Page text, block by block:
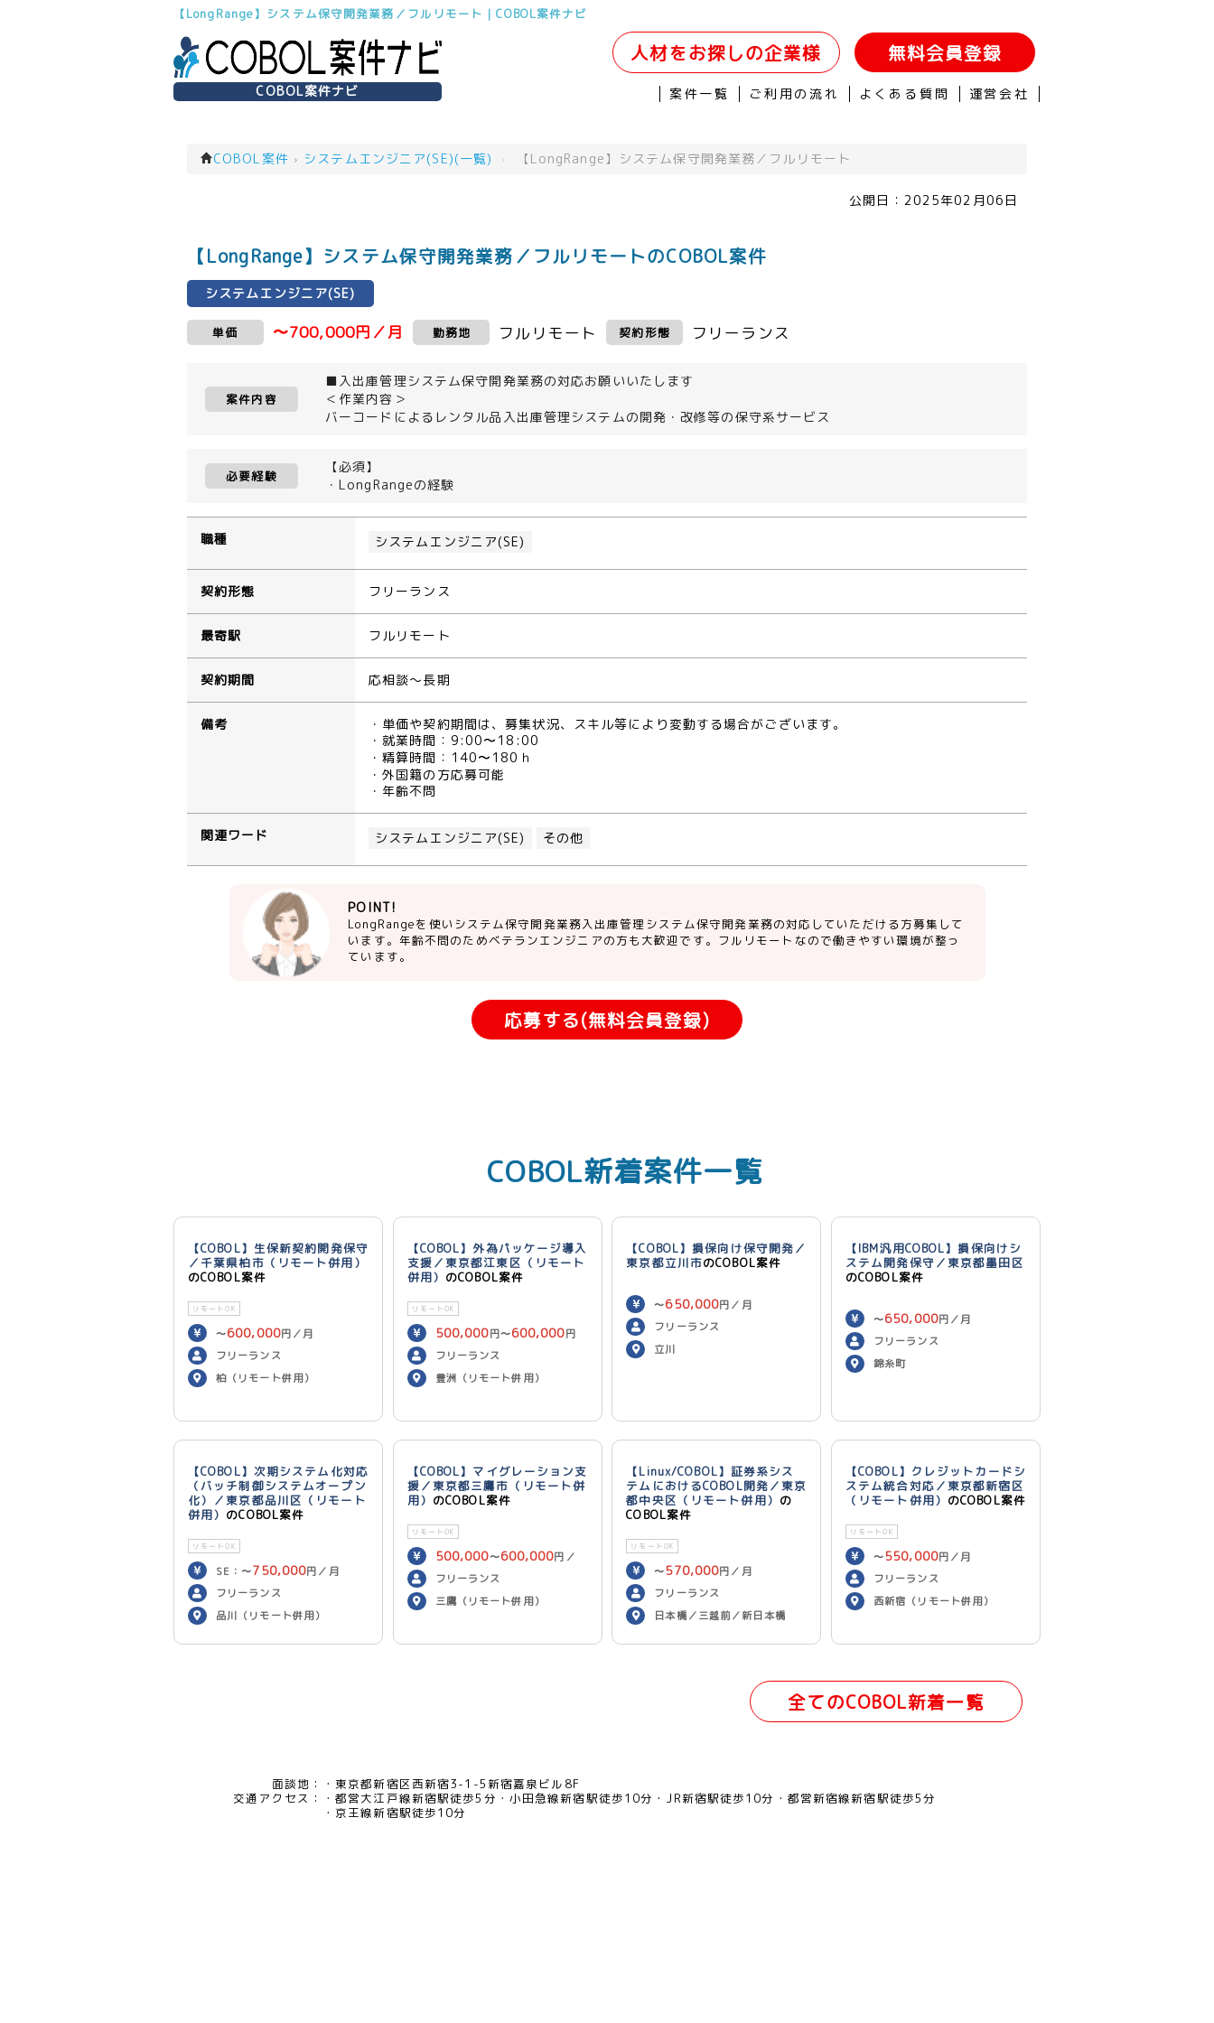
【LongRange】システム保守開発業務／フルリモート｜COBOL案件ナビ
COBOL案件ナビ
人材をお探しの企業様 無料会員登録
案件一覧 ご利用の流れ よくある質問 運営会社
COBOL案件 › システムエンジニア(SE)(一覧) › 【LongRange】システム保守開発業務／フルリモート
公開日： 2025年02月06日
【LongRange】システム保守開発業務／フルリモートのCOBOL案件
システムエンジニア(SE)
単価 〜700,000円／月 勤務地 フルリモート 契約形態 フリーランス
案件内容
■入出庫管理システム保守開発業務の対応お願いいたします
＜作業内容＞
バーコードによるレンタル品入出庫管理システムの開発・改修等の保守系サービス
必要経験
【必須】
・LongRangeの経験
職種 システムエンジニア(SE)
契約形態 フリーランス
最寄駅 フルリモート
契約期間 応相談～長期
備考
・単価や契約期間は、募集状況、スキル等により変動する場合がございます。
・就業時間：9:00〜18:00
・精算時間：140〜180ｈ
・外国籍の方応募可能
・年齢不問
関連ワード システムエンジニア(SE) その他
POINT!
LongRangeを使いシステム保守開発業務入出庫管理システム保守開発業務の対応していただける方募集して
います。年齢不問のためベテランエンジニアの方も大歓迎です。フルリモートなので働きやすい環境が整っ
ています。
応募する(無料会員登録)
COBOL新着案件一覧
【COBOL】生保新契約開発保守
／千葉県柏市（リモート併用）
のCOBOL案件
リモートOK
〜600,000円／月
フリーランス
柏（リモート併用）
【COBOL】外為パッケージ導入
支援／東京都江東区（リモート
併用） のCOBOL案件
リモートOK
500,000円〜600,000円
／月
フリーランス
豊洲（リモート併用）
【COBOL】損保向け保守開発／
東京都立川市のCOBOL案件
〜650,000円／月
フリーランス
立川
【IBM汎用COBOL】損保向けシ
ステム開発保守／東京都墨田区
のCOBOL案件
〜650,000円／月
フリーランス
錦糸町
【COBOL】次期システム化対応
（バッチ制御システムオープン
化）／東京都品川区（リモート
併用） のCOBOL案件
リモートOK
SE：〜750,000円／月
PG：〜700,000
フリーランス
品川（リモート併用）
【COBOL】マイグレーション支
援／東京都三鷹市（リモート併
用） のCOBOL案件
リモートOK
500,000〜600,000円／
月
フリーランス
三鷹（リモート併用）
【Linux/COBOL】証券系シス
テムにおけるCOBOL開発／東京
都中央区（リモート併用） の
COBOL案件
リモートOK
〜 570,000円／月
フリーランス
日本橋／三越前／新日本橋
【COBOL】クレジットカードシ
ステム統合対応／東京都新宿区
（リモート併用） のCOBOL案件
リモートOK
〜 550,000円／月
フリーランス
西新宿（リモート併用）
全てのCOBOL新着一覧
面談地：
東京都新宿区西新宿3-1-5新宿嘉泉ビル8F
交通アクセス：
都営大江戸線新宿駅徒歩5分 小田急線新宿駅徒歩10分 JR新宿駅徒歩10分
都営新宿線新宿駅徒歩5分
京王線新宿駅徒歩10分